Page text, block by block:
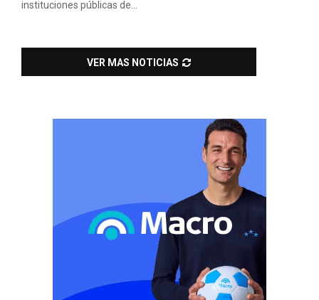
instituciones públicas de...
VER MAS NOTICIAS